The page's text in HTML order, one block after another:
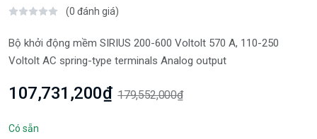
(0 đánh giá)
Bộ khởi động mềm SIRIUS 200-600 Voltolt 570 A, 110-250
Voltolt AC spring-type terminals Analog output
107,731,200₫ 179,552,000₫
Có sẵn